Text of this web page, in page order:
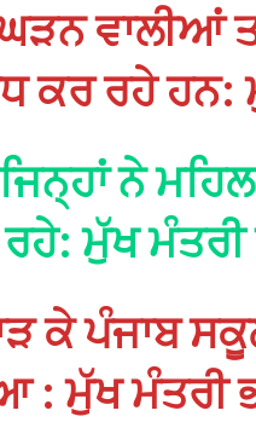
ਵਾਲੀਆਂ
ਕਰ ਰਹੇ ਹਨ:
ਨੇ
ਮੁੱਖ
ਕੇ ਪੰਜਾਬ
: ਮੁੱਖ ਮੰਤਰੀ